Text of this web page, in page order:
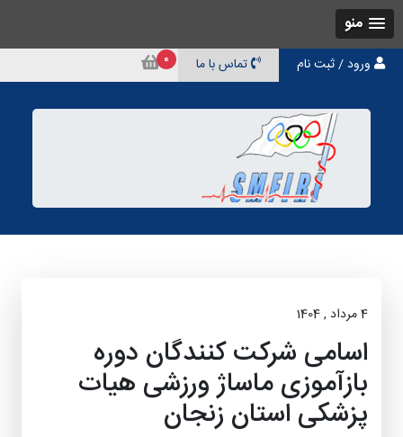
منو
ورود / ثبت نام تماس با ما 0
4 مرداد , 1404
اسامی شرکت کنندگان دوره
بازآموزی ماساژ ورزشی هیات
پزشکی استان زنجان